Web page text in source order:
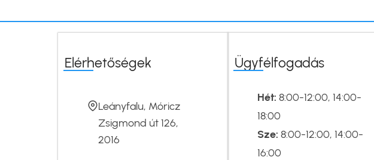
Elérhetőségek
Leányfalu, Móricz
Zsigmond út 126,
2016
Ügyfélfogadás
Hét: 8:00-12:00, 14:00-
18:00
Sze: 8:00-12:00, 14:00-
16:00